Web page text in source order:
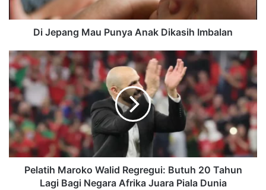
Di Jepang Mau Punya Anak Dikasih Imbalan
Pelatih Maroko Walid Regregui: Butuh 20 Tahun
Lagi Bagi Negara Afrika Juara Piala Dunia